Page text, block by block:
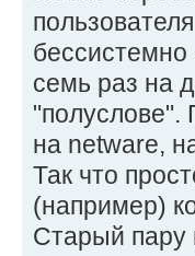
семь раз на
"полуслове".
на netware,
Так что
(например)
Старый пару